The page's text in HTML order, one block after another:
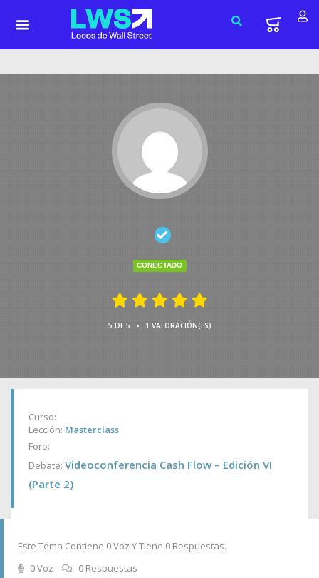
CONECTADO
5 DE 5 • 1 VALORACIÓN(ES)
Curso:
Lección: Masterclass
Foro:
Debate: Videoconferencia Cash Flow – Edición VI
(Parte 2)
Este Tema Contiene 0 Voz Y Tiene 0 Respuestas.
0 Voz
0 Respuestas